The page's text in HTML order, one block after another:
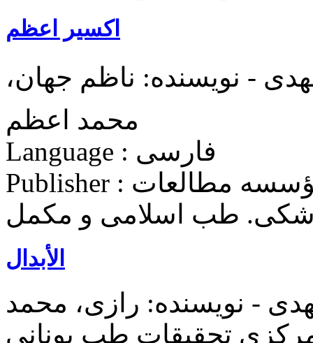
اکسیر اعظم
- نویسنده: ناظم جهان،
محمد اعظم
Language : فارسی
Publisher : دانشگاه علوم پزشكی ايران. مؤسسه مطالعات
طب اسلامی و مکمل
الأبدال
- نویسنده: رازی، محمد